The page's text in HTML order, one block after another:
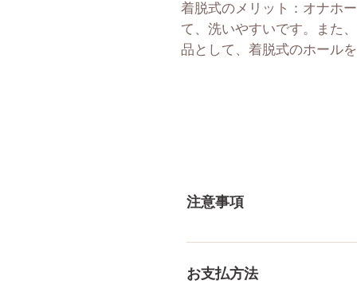
着脱式のメリット：オナホ
て、洗いやすいです。また
品として、着脱式のホール
注意事項
一体一体ハンドメイドで製
測り方でも多少の誤差があ
お支払方法